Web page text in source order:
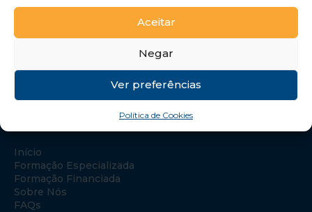
Aceitar
Negar
Ver preferências
Política de Cookies
Início
Formação Especializada
Formação Financiada
Sobre Nós
FAQs